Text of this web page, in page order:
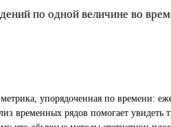
по одной величине во
упорядоченная по времени:
временных рядов помогает увидеть